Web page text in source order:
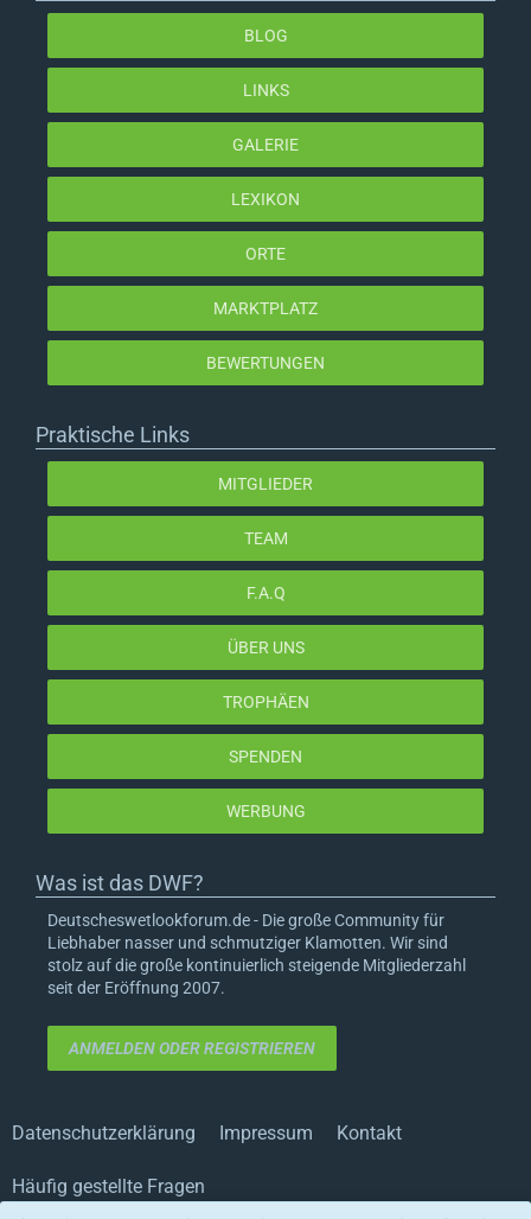
BLOG
LINKS
GALERIE
LEXIKON
ORTE
MARKTPLATZ
BEWERTUNGEN
Praktische Links
MITGLIEDER
TEAM
F.A.Q
ÜBER UNS
TROPHÄEN
SPENDEN
WERBUNG
Was ist das DWF?
Deutscheswetlookforum.de - Die große Community für
Liebhaber nasser und schmutziger Klamotten. Wir sind
stolz auf die große kontinuierlich steigende Mitgliederzahl
seit der Eröffnung 2007.
ANMELDEN ODER REGISTRIEREN
Datenschutzerklärung Impressum Kontakt
Häufig gestellte Fragen